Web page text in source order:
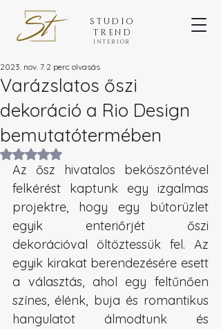
STUDIO
TREND
INTERIOR
Varázslatos őszi
dekoráció a Rio Design
bemutatótermében
2023. nov. 7. 2 perc olvasás
NaN csillagot kapott az 5-ből.
Az ősz hivatalos beköszöntével
felkérést kaptunk egy izgalmas
projektre, hogy egy bútorüzlet
egyik enteriőrjét őszi
dekorációval öltöztessük fel. Az
egyik kirakat berendezésére esett
a választás, ahol egy feltűnően
színes, élénk, buja és romantikus
hangulatot álmodtunk és